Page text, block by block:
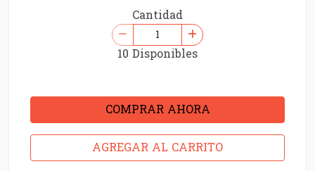
Cantidad
10 Disponibles
COMPRAR AHORA
AGREGAR AL CARRITO